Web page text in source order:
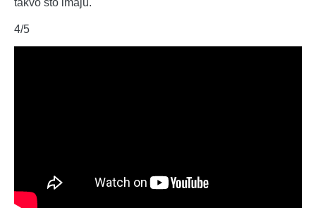
takvo što imaju.
4/5